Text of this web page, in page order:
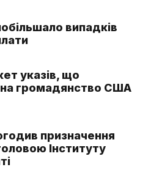
випадків
указів, що
громадянство США
призначення
Інституту